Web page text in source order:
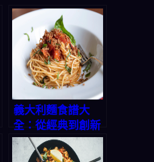
義大利麵食譜大
全：從經典到創新